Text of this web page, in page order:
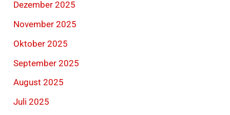
Dezember 2025
November 2025
Oktober 2025
September 2025
August 2025
Juli 2025